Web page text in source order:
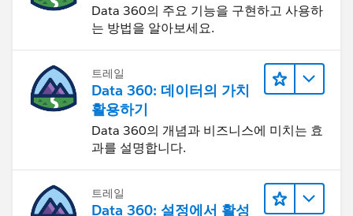
Data 360의 주요 기능을 구현하고 사용하
는 방법을 알아보세요.
트레일
Data 360: 데이터의 가치
활용하기
Data 360의 개념과 비즈니스에 미치는 효
과를 설명합니다.
트레일
Data 360: 설정에서 활성